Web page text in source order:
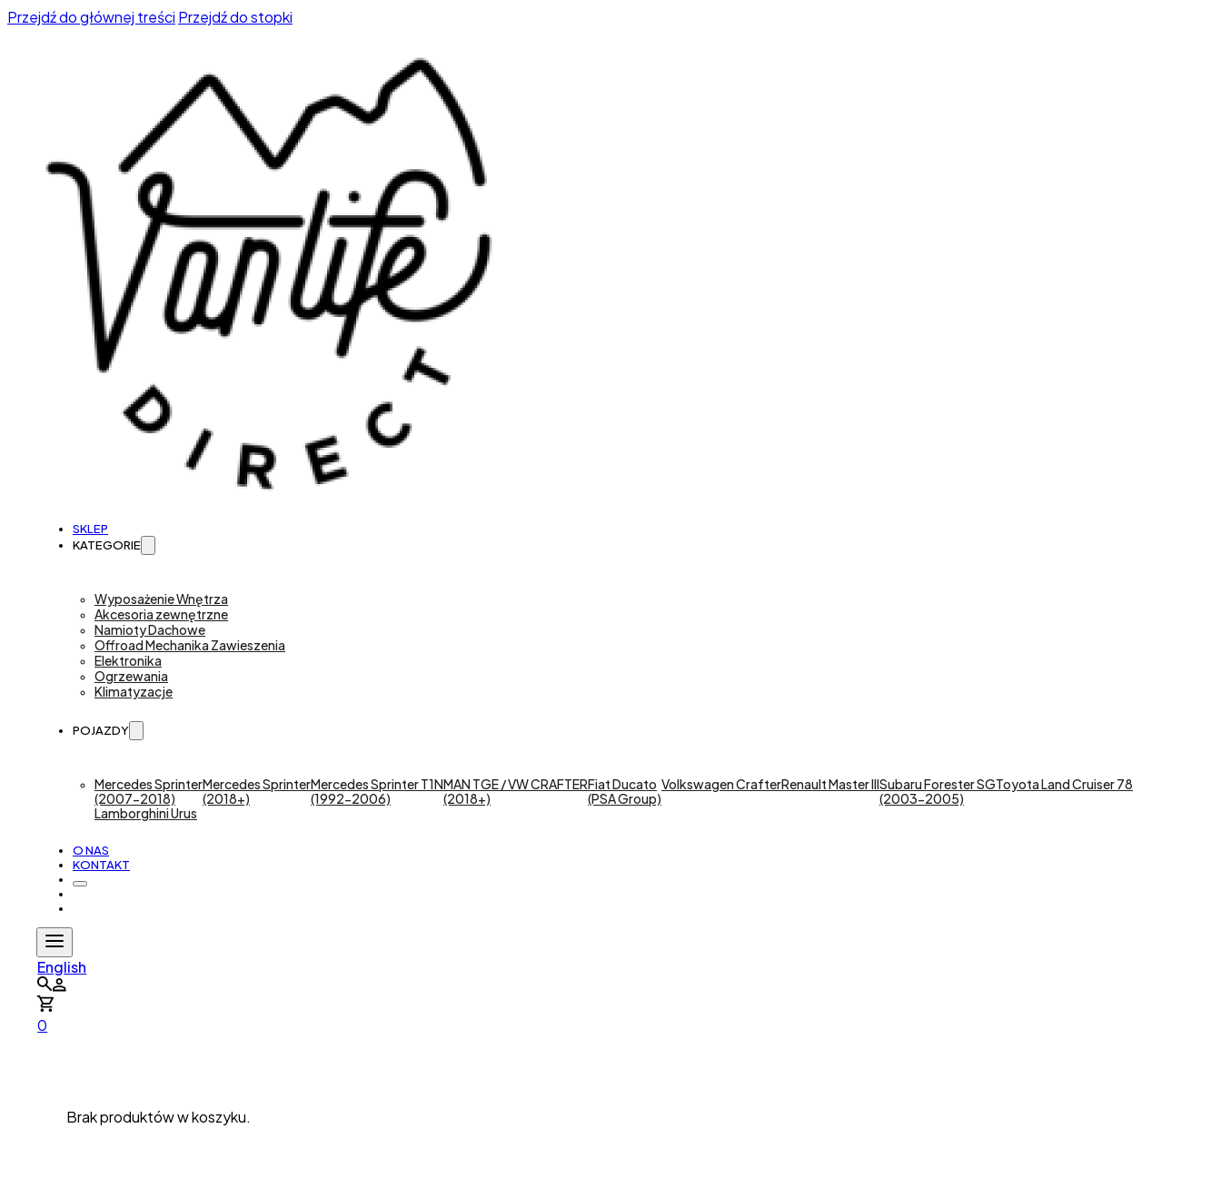
Przejdź do głównej treści Przejdź do stopki
SKLEP
KATEGORIE
Wyposażenie Wnętrza
Akcesoria zewnętrzne
Namioty Dachowe
Offroad Mechanika Zawieszenia
Elektronika
Ogrzewania
Klimatyzacje
POJAZDY
Mercedes Sprinter
(2007-2018)
Mercedes Sprinter
(2018+)
Mercedes Sprinter T1N
(1992-2006)
MAN TGE / VW CRAFTER
(2018+)
Fiat Ducato
(PSA Group)
Volkswagen CrafterRenault Master IIISubaru Forester SG
(2003-2005)
Toyota Land Cruiser 78
Lamborghini Urus
O NAS
KONTAKT
English
0
Brak produktów w koszyku.